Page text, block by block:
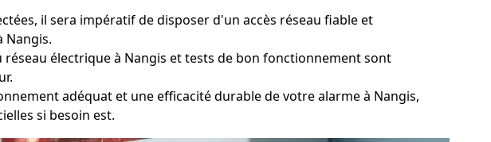
il sera impératif de disposer d'un accès réseau fiable et
Nangis.
électrique à Nangis et tests de bon fonctionnement sont
adéquat et une efficacité durable de votre alarme à Nangis,
si besoin est.